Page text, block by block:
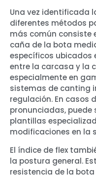
Una vez identificada
diferentes métodos
más común consiste
caña de la bota
específicos ubicados
entre la carcasa y la
especialmente en
sistemas de canting
regulación. En casos
pronunciadas, puede
plantillas
modificaciones en la
El índice de flex
la postura general.
resistencia de la